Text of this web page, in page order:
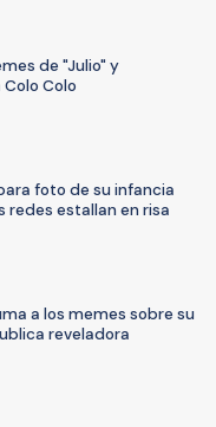
de "Julio" y
Colo
foto de su infancia
redes estallan en risa
a los memes sobre su
reveladora